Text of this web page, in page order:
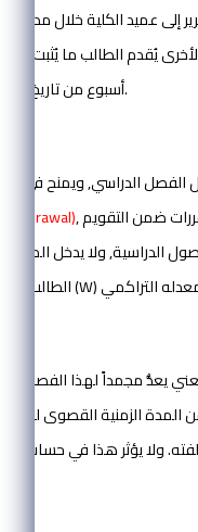
عميد الكلية خلال مدة لا
يُقدم الطالب ما يُثبت
أسبوع من تاريخ زوال أسباب الغياب.
الدراسي, ويمنح في
, وتحدد التواريخ المتعلقة بآخر مهلة للانسحاب من المقررات ضمن التقويم
الدراسية, ولا يدخل
يعدُّ مجمداً لهذا الفصل